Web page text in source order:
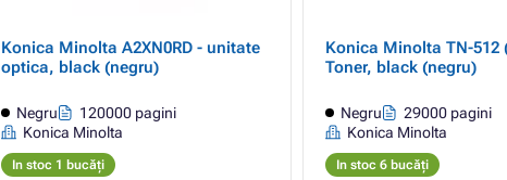
Konica Minolta A2XN0RD - unitate
optica, black (negru)
Negru
120000 pagini
Konica Minolta
In stoc 1 bucăți
Konica Minolta TN-512
Toner, black (negru)
Negru
29000 pagini
Konica Minolta
In stoc 6 bucăți